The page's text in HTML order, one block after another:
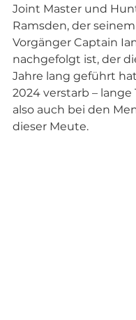
Joint Master und
Ramsden, der
Vorgänger Captain
nachgefolgt ist, der
Jahre lang geführt
2024 verstarb –
also auch bei den
dieser Meute.